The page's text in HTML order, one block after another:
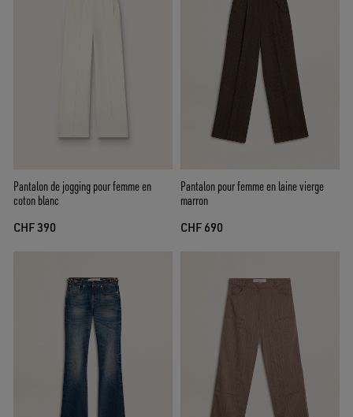
Pantalon de jogging pour femme en
coton blanc
CHF 390
Pantalon pour femme en laine vierge
marron
CHF 690